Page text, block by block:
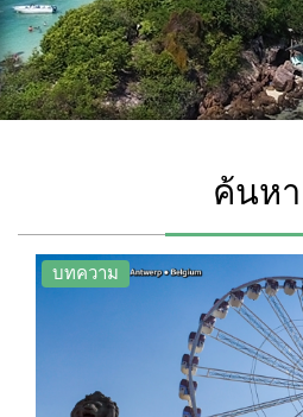
ค้นห
บทความ